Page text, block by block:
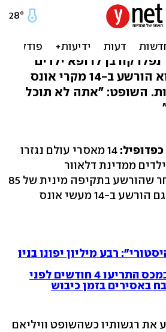
ארה"ב: 14 מאסרי עולם
שאנס ילדות
נפלו קורבן לרופא ילדים
ממדינת דלאוור. הוא הורשע ב-14 מקרי אונס
השופט: "אתה לא תוכל
14 מאסרי עולם נגזרו
ממדינת דלאוור
בארצות-הברית, לאחר שהורשע בתקיפה מינית של 85
ילדות וילד אחד. הוא גם הורשע ב-14 מעשי אונס
רבע מיליון יפונו בניו
4 חודשים לפני
באסירים בזמן כיבוש
לא הביע את רגשותיו כשהשופט וויליאם